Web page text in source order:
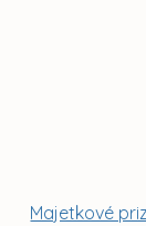
Majetkové